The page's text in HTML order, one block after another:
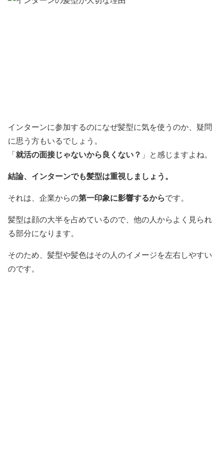
インターンに参加するのになぜ髪型に気を使うのか、疑問
に思う方もいるでしょう。
「就活の面接じゃないから良くない？ 」 と感じますよね。
結論、インターンでも髪型は重視しましょう。
それは、企業からの第一印象に影響するからです。
髪型は顔の大半を占めているので、他の人からよく見られ
る部分になります。
そのため、髪型や髪色はその人のイメージを左右しやすい
のです。